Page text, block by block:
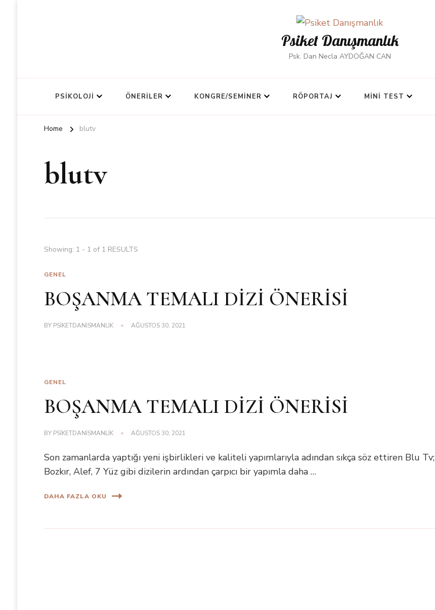
Psiket Danışmanlık
Psk. Dan Necla AYDOĞAN CAN
PSIKOLOJI ÖNERILER KONGRE/SEMINER RÖPORTAJ MINI TEST
Home blutv
blutv
Showing: 1 - 1 of 1 RESULTS
GENEL
BOŞANMA TEMALI DİZİ ÖNERİSİ
BY PSIKETDANISMANLIK AĞUSTOS 30, 2021
GENEL
BOŞANMA TEMALI DİZİ ÖNERİSİ
BY PSIKETDANISMANLIK AĞUSTOS 30, 2021
Son zamanlarda yaptığı yeni işbirlikleri ve kaliteli yapımlarıyla adından sıkça söz ettiren Blu Tv;
Bozkır, Alef, 7 Yüz gibi dizilerin ardından çarpıcı bir yapımla daha …
DAHA FAZLA OKU